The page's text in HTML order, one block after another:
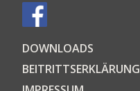
DOWN­LOADS
BEI­TRITTS­ER­KLÄ­RUNG